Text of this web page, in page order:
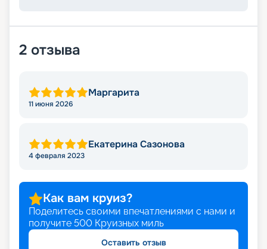
2 отзыва
Маргарита
11 июня 2026
Екатерина Сазонова
4 февраля 2023
Как вам круиз?
Поделитесь своими впечатлениями с нами и
получите 500 Круизных миль
Оставить отзыв